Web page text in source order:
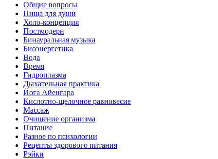
Общие вопросы
Пища для души
Холо-концепция
Постмодерн
Бинауральная музыка
Биоэнергетика
Вода
Время
Гидроплазма
Дыхательная практика
Йога Айенгара
Кислотно-щелочное равновесие
Массаж
Очищение организма
Питание
Разное по психологии
Рецепты здорового питания
Рэйки